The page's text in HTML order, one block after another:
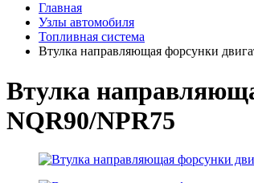
Главная
Узлы автомобиля
Топливная система
Втулка направляющая форсунки
Втулка
NQR90/NPR75